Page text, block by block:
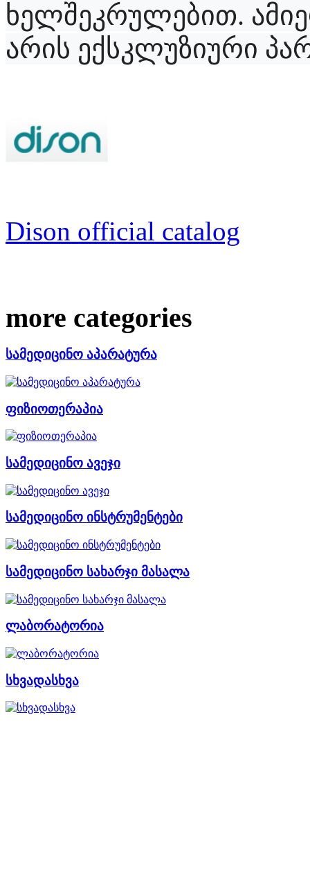
ხელშეკრულებით.
არის ექსკლუზიური
Dison official catalog
more categories
სამედიცინო აპარატურა
ფიზიოთერაპია
სამედიცინო ავეჯი
სამედიცინო ინსტრუმენტები
სამედიცინო სახარჯი მასალა
ლაბორატორია
სხვადასხვა